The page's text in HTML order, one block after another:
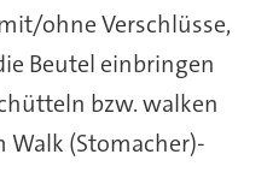
ohne Verschlüsse,
Beutel einbringen
bzw. walken
(Stomacher)-